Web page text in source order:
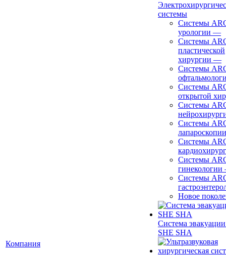
Компания
системы
Системы
урологии —
Системы
пластической
хирургии —
Системы
Системы
открытой
Системы
Системы
лапароскопии
Системы
Системы
гинекологии
Системы
Новое
Система
SHE SHA